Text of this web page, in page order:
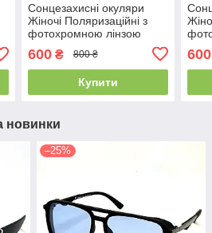
Сонцезахисні окуляри
Жіночі Поляризаційні з
фотохромною лінзою
(хамелеон) M&JJ рожевий
385
600₴ 800 ₴
Купити
380
600
новинки
–25%